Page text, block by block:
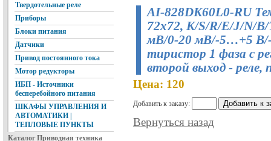
Твердотельные реле
Приборы
Блоки питания
Датчики
Привод постоянного тока
Мотор редукторы
ИБП - Источники
бесперебойного питания
ШКАФЫ УПРАВЛЕНИЯ И
АВТОМАТИКИ |
ТЕПЛОВЫЕ ПУНКТЫ
Каталог Приводная техника
AI-828DK60L0-RU
72x72, K/S/R/E/J/N/
мВ/0-20 мВ/-5…+5
тиристор 1 фаза с
второй выход - реле,
Цена: 120
Добавить к заказу:
Вернуться назад